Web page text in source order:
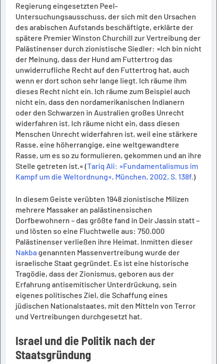
Regierung eingesetzten Peel-
Untersuchungsausschuss, der sich mit den Ursachen
des arabischen Aufstands beschäftigte, erklärte der
spätere Premier Winston Churchill zur Vertreibung der
Palästinenser durch zionistische Siedler: »Ich bin nicht
der Meinung, dass der Hund am Futtertrog das
unwiderrufliche Recht auf den Futtertrog hat, auch
wenn er dort schon sehr lange liegt. Ich räume ihm
dieses Recht nicht ein. Ich räume zum Beispiel auch
nicht ein, dass den nordamerikanischen Indianern
oder den Schwarzen in Australien großes Unrecht
widerfahren ist. Ich räume nicht ein, dass diesen
Menschen Unrecht widerfahren ist, weil eine stärkere
Rasse, eine höherrangige, eine weltgewandtere
Rasse, um es so zu formulieren, gekommen und an ihre
Stelle getreten ist.« (Tariq Ali: »Fundamentalismus im
Kampf um die Weltordnung«, München, 2002, S. 138f. )
In diesem Geiste verübten 1948 zionistische Milizen
mehrere Massaker an palästinensischen
Dorfbewohnern – das größte fand in Deir Jassin statt –
und lösten so eine Fluchtwelle aus: 750.000
Palästinenser verließen ihre Heimat. Inmitten dieser
Nakbagenannten Massenvertreibung wurde der
israelische Staat gegründet. Es ist eine historische
Tragödie, dass der Zionismus, geboren aus der
Erfahrung antisemitischer Unterdrückung, sein
eigenes politisches Ziel, die Schaffung eines
jüdischen Nationalstaates, mit den Mitteln von Terror
und Vertreibungen durchgesetzt hat.
Israel und die Politik nach der
Staatsgründung